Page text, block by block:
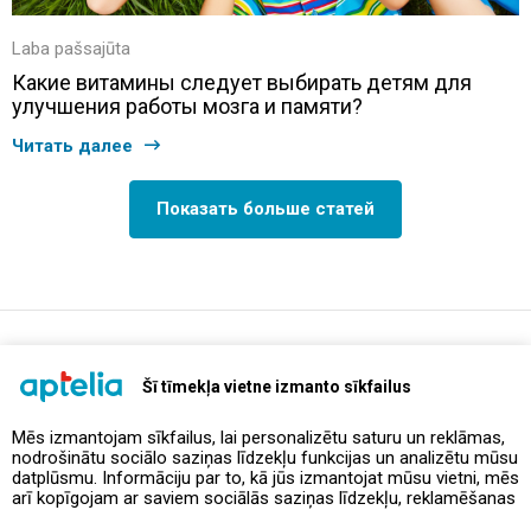
Šī tīmekļa vietne izmanto sīkfailus
Mēs izmantojam sīkfailus, lai personalizētu saturu un reklāmas,
nodrošinātu sociālo saziņas līdzekļu funkcijas un analizētu mūsu
datplūsmu. Informāciju par to, kā jūs izmantojat mūsu vietni, mēs
arī kopīgojam ar saviem sociālās saziņas līdzekļu, reklamēšanas
Laba pašsajūta
Какие витамины следует выбирать детям для
улучшения работы мозга и памяти?
Читать далее
Показать больше статей
Предложения и акции